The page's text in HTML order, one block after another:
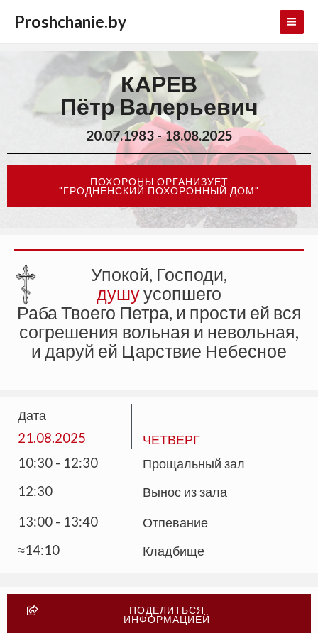
Proshchanie.by
КАРЕВ
Пётр Валерьевич
20.07.1983 - 18.08.2025
ПОХОРОНЫ ОРГАНИЗУЕТ
"ГРОДНЕНСКИЙ ПОХОРОННЫЙ ДОМ"
Упокой, Господи,
душуусопшего
Раба Твоего Петра, и прости ей вся
согрешения вольная и невольная,
и даруй ей Царствие Небесное
Дата
21.08.2025
ЧЕТВЕРГ
10:30 - 12:30
Прощальный зал
12:30
Вынос из зала
13:00 - 13:40
Отпевание
≈14:10
Кладбище
ПОДЕЛИТЬСЯ
ИНФОРМАЦИЕЙ